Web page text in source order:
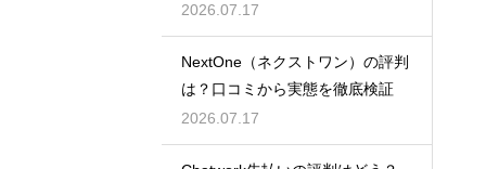
2026.07.17
NextOne（ネクストワン）の評判
は？口コミから実態を徹底検証
2026.07.17